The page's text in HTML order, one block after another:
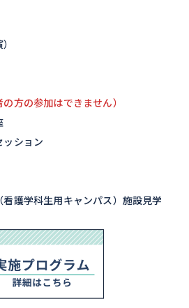
の方の参加はできません）
ッション
看護学科生用キャンパス）施設見学